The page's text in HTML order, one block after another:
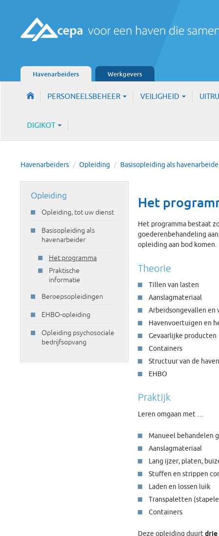
Havenarbeiders Werkgevers
PERSONEELSBEHEER VEILIGHEID
DIGIKOT
Havenarbeiders / Opleiding / Basisopleiding als
Opleiding
Opleiding, tot uw dienst
Basisopleiding als
havenarbeider
Het programma
Praktische
informatie
Beroepsopleidingen
EHBO-opleiding
Opleiding psychosociale
bedrijfsopvang
Het
Het programma bestaat
goederenbehandeling
opleiding aan bod komen.
Theorie
Tillen van lasten
Aanslagmateriaal
Arbeidsongevallen en
Havenvoertuigen en
Gevaarlijke producten
Containers
Structuur van de haven
EHBO
Praktijk
Leren omgaan met …
Manueel behandelen
Aanslagmateriaal
Lang ijzer, platen,
Stuffen en strippen
Laden en lossen luik
Transpaletten
Containers
Deze opleiding duurt drie